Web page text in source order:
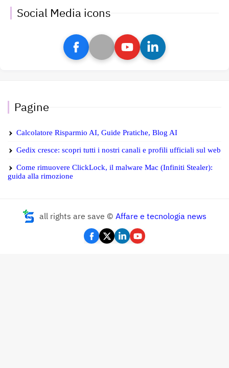
Social Media icons
Pagine
Calcolatore Risparmio AI, Guide Pratiche, Blog AI
Gedix cresce: scopri tutti i nostri canali e profili ufficiali sul web
Come rimuovere ClickLock, il malware Mac (Infiniti Stealer):
guida alla rimozione
all rights are save © Affare e tecnologia news